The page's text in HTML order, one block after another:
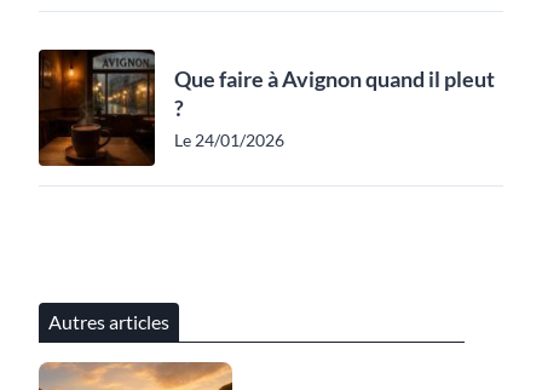
Que faire à Avignon quand il pleut
?
Le 24/01/2026
Autres articles